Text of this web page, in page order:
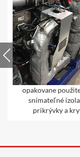
Izolačná bunda
palivové